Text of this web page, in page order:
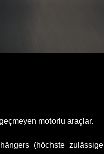
motorlu araçlar.
(höchste zulässige